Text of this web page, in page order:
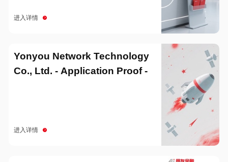
进入详情
Yonyou Network Technology
Co., Ltd. - Application Proof -
进入详情